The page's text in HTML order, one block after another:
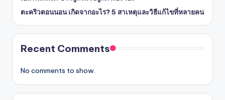
ตะคริวตอนนอน เกิดจากอะไร? 5 สาเหตุและวิธีแก้ไขที่หลายคน
Recent Comments
No comments to show.